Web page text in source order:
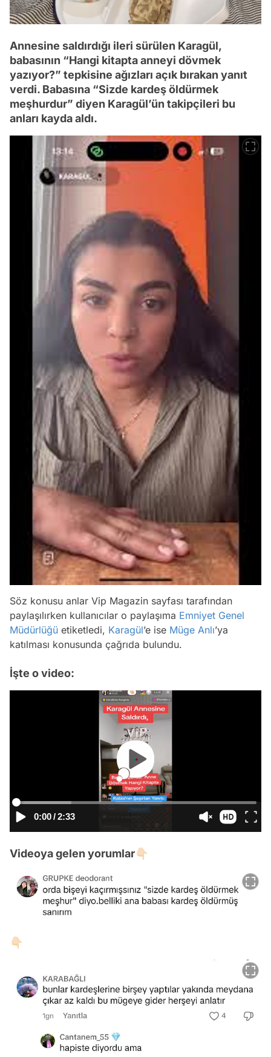
Annesine saldırdığı ileri sürülen Karagül,
babasının “Hangi kitapta anneyi dövmek
yazıyor?” tepkisine ağızları açık bırakan yanıt
verdi. Babasına “Sizde kardeş öldürmek
meşhurdur” diyen Karagül’ün takipçileri bu
anları kayda aldı.
Söz konusu anlar Vip Magazin sayfası tarafından
paylaşılırken kullanıcılar o paylaşıma Emniyet Genel
Müdürlüğü etiketledi, Karagül’e ise Müge Anlı’ya
katılması konusunda çağrıda bulundu.
İşte o video:
0:00/2:33
Videoya gelen yorumlar👇🏻
👇🏻